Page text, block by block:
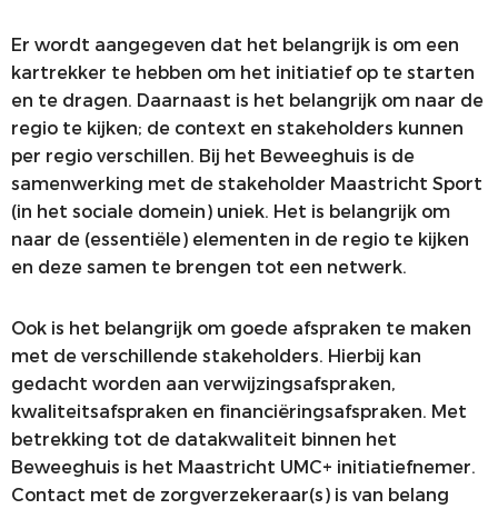
Er wordt aangegeven dat het belangrijk is om een
kartrekker te hebben om het initiatief op te starten
en te dragen. Daarnaast is het belangrijk om naar de
regio te kijken; de context en stakeholders kunnen
per regio verschillen. Bij het Beweeghuis is de
samenwerking met de stakeholder Maastricht Sport
(in het sociale domein) uniek. Het is belangrijk om
naar de (essentiële) elementen in de regio te kijken
en deze samen te brengen tot een netwerk.
Ook is het belangrijk om goede afspraken te maken
met de verschillende stakeholders. Hierbij kan
gedacht worden aan verwijzingsafspraken,
kwaliteitsafspraken en financiëringsafspraken. Met
betrekking tot de datakwaliteit binnen het
Beweeghuis is het Maastricht UMC+ initiatiefnemer.
Contact met de zorgverzekeraar(s) is van belang